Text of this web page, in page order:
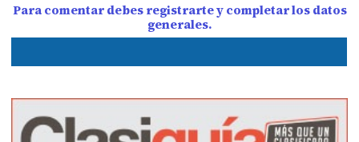
Para comentar debes registrarte y completar los datos
generales.